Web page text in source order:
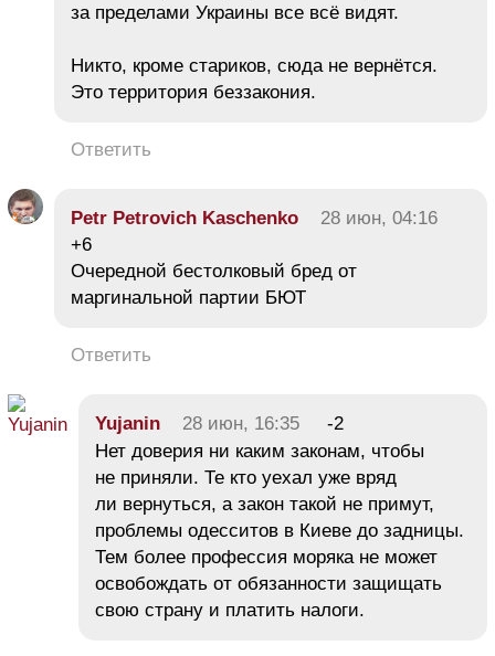
за пределами Украины все всё видят.
Никто, кроме стариков, сюда не вернётся.
Это территория беззакония.
Ответить
Petr Petrovich Kaschenko
28 июн, 04:16
+6
Очередной бестолковый бред от
маргинальной партии БЮТ
Ответить
Yujanin 28 июн, 16:35
-2
Нет доверия ни каким законам, чтобы
не приняли. Те кто уехал уже вряд
ли вернуться, а закон такой не примут,
проблемы одесситов в Киеве до задницы.
Тем более профессия моряка не может
освобождать от обязанности защищать
свою страну и платить налоги.